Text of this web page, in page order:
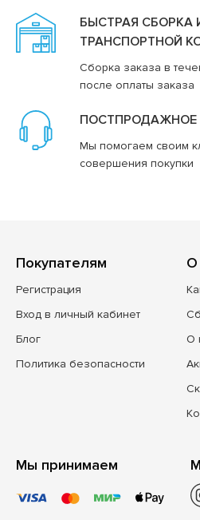
БЫСТРАЯ СБОРКА
ТРАНСПОРТНОЙ
Сборка заказа в
после оплаты заказа
Мы помогаем своим
совершения покупки
Покупателям
Регистрация
Вход в личный кабинет
Блог
Политика безопасности
О
О
Мы принимаем